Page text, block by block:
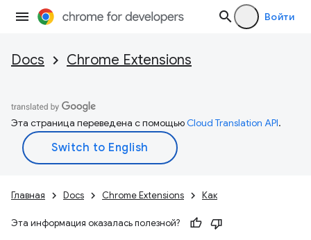
Войти
Docs Chrome Extensions
Эта страница переведена с помощьюCloud Translation API.
Главная Docs Chrome Extensions Как
Эта информация оказалась полезной?